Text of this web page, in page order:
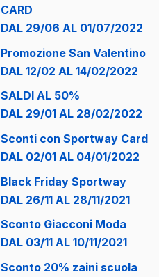
CARD
DAL 29/06 AL 01/07/2022
Promozione San Valentino
DAL 12/02 AL 14/02/2022
SALDI AL 50%
DAL 29/01 AL 28/02/2022
Sconti con Sportway Card
DAL 02/01 AL 04/01/2022
Black Friday Sportway
DAL 26/11 AL 28/11/2021
Sconto Giacconi Moda
DAL 03/11 AL 10/11/2021
Sconto 20% zaini scuola